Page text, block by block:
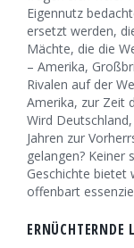
Eigennutz
ersetzt werden,
Mächte, die die
– Amerika,
Rivalen auf der
Amerika, zur Zeit
Wird
Jahren zur
gelangen? Keiner
Geschichte bietet
offenbart
ERNÜCHTERNDE